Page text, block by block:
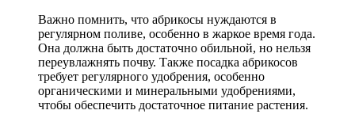
Важно помнить, что абрикосы нуждаются в
регулярном поливе, особенно в жаркое время года.
Она должна быть достаточно обильной, но нельзя
переувлажнять почву. Также посадка абрикосов
требует регулярного удобрения, особенно
органическими и минеральными удобрениями,
чтобы обеспечить достаточное питание растения.